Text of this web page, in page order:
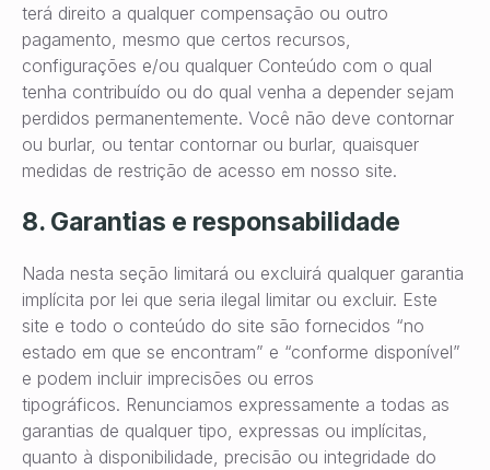
terá direito a qualquer compensação ou outro
pagamento, mesmo que certos recursos,
configurações e/ou qualquer Conteúdo com o qual
tenha contribuído ou do qual venha a depender sejam
perdidos permanentemente. Você não deve contornar
ou burlar, ou tentar contornar ou burlar, quaisquer
medidas de restrição de acesso em nosso site.
8. Garantias e responsabilidade
Nada nesta seção limitará ou excluirá qualquer garantia
implícita por lei que seria ilegal limitar ou excluir. Este
site e todo o conteúdo do site são fornecidos “no
estado em que se encontram” e “conforme disponível”
e podem incluir imprecisões ou erros
tipográficos. Renunciamos expressamente a todas as
garantias de qualquer tipo, expressas ou implícitas,
quanto à disponibilidade, precisão ou integridade do